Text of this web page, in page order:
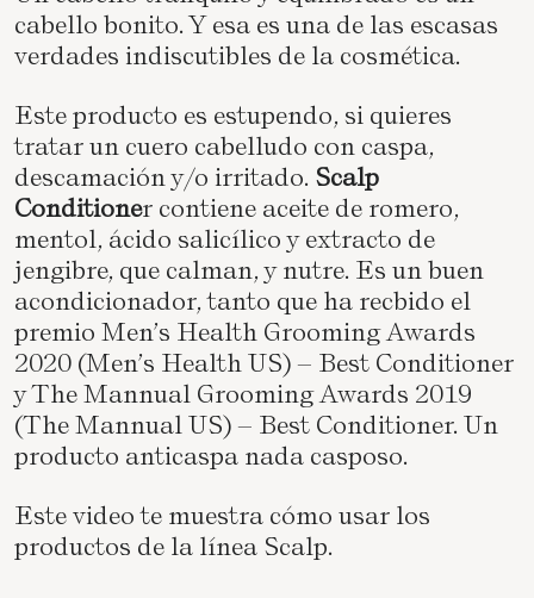
cabello bonito. Y esa es una de las escasas
verdades indiscutibles de la cosmética.
Este producto es estupendo, si quieres
tratar un cuero cabelludo con caspa,
descamación y/o irritado. Scalp
Conditioner contiene aceite de romero,
mentol, ácido salicílico y extracto de
jengibre, que calman, y nutre. Es un buen
acondicionador, tanto que ha recbido el
premio Men’s Health Grooming Awards
2020 (Men’s Health US) – Best Conditioner
y The Mannual Grooming Awards 2019
(The Mannual US) – Best Conditioner. Un
producto anticaspa nada casposo.
Estevideote muestra cómo usar los
productos de la línea Scalp.